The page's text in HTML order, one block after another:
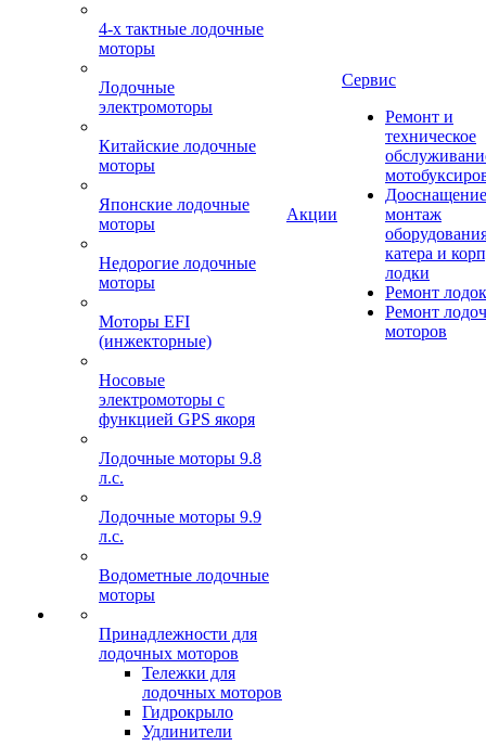
4-х тактные лодочные
моторы
Лодочные
электромоторы
Китайские лодочные
моторы
Японские лодочные
моторы
Недорогие лодочные
моторы
Моторы EFI
(инжекторные)
Носовые
электромоторы с
функцией GPS якоря
Лодочные моторы 9.8
л.с.
Лодочные моторы 9.9
л.с.
Водометные лодочные
моторы
Принадлежности для
лодочных моторов
Тележки для
лодочных моторов
Гидрокрыло
Удлинители
Акции
Сервис
Ремонт и
техническое
монтаж
катера и
лодки
Ремонт
Ремонт
моторов